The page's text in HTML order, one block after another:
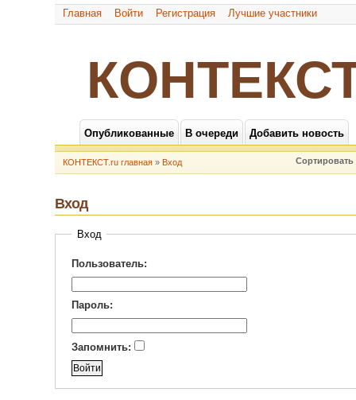
Главная Войти Регистрация Лучшие участники
Опубликованные В очереди Добавить новость
КОНТЕКСТ.ru главная » Вход
Вход
Вход
Пользователь:
Пароль:
Запомнить: